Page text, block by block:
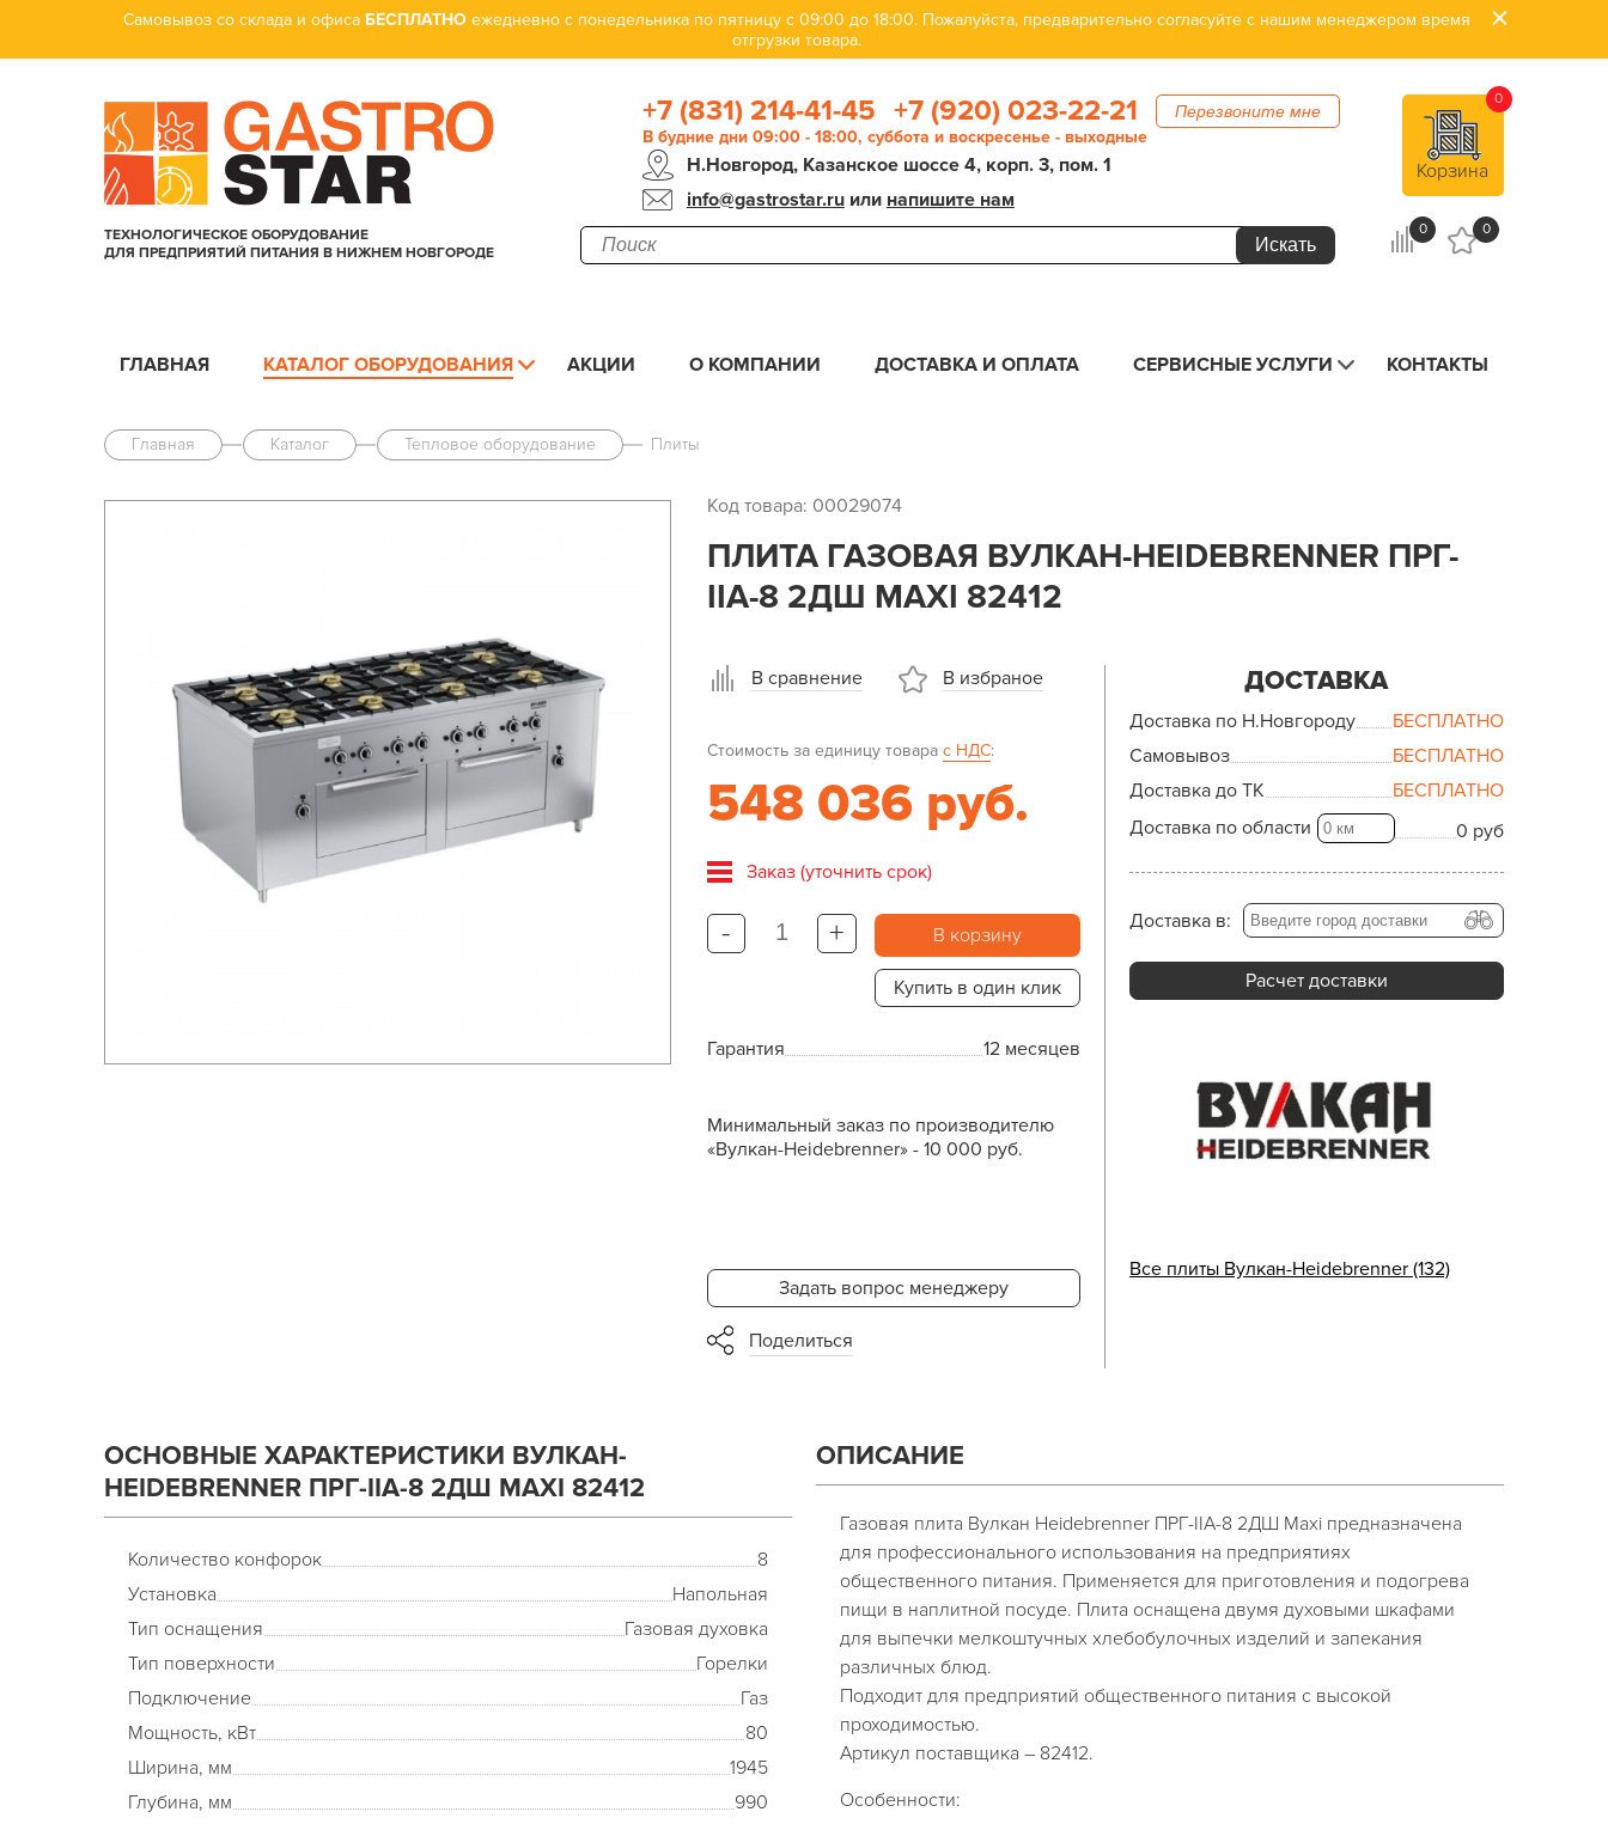
Самовывоз со склада и офиса БЕСПЛАТНО ежедневно с понедельника по пятницу с 09:00 до 18:00. Пожалуйста, предварительно согласуйте с нашим менеджером время
отгрузки товара.
ТЕХНОЛОГИЧЕСКОЕ ОБОРУДОВАНИЕ
ДЛЯ ПРЕДПРИЯТИЙ ПИТАНИЯ В НИЖНЕМ НОВГОРОДЕ
+7 (831) 214-41-45 +7 (920) 023-22-21 Перезвоните мне
В будние дни 09:00 - 18:00, суббота и воскресенье - выходные
Н.Новгород, Казанское шоссе 4, корп. 3, пом. 1
info@gastrostar.ruили напишите нам
Корзина
0
0 0
ГЛАВНАЯ КАТАЛОГ ОБОРУДОВАНИЯ АКЦИИ О КОМПАНИИ ДОСТАВКА И ОПЛАТА СЕРВИСНЫЕ УСЛУГИ КОНТАКТЫ
Главная Каталог Тепловое оборудование Плиты
Код товара: 00029074
ПЛИТА ГАЗОВАЯ ВУЛКАН-HEIDEBRENNER ПРГ-
IIA-8 2ДШ MAXI 82412
В сравнение В избраное
Стоимость за единицу товара с НДС:
548 036 руб.
Заказ (уточнить срок)
- + В корзину
Купить в один клик
Гарантия 12 месяцев
Минимальный заказ по производителю
«Вулкан-Heidebrenner» - 10 000 руб.
Задать вопрос менеджеру
Поделиться
ДОСТАВКА
Доставка по Н.Новгороду
БЕСПЛАТНО
Самовывоз
БЕСПЛАТНО
Доставка до ТК
БЕСПЛАТНО
Доставка по области
0 руб
Доставка в:
Расчет доставки
Все плиты Вулкан-Heidebrenner (132)
ОСНОВНЫЕ ХАРАКТЕРИСТИКИ ВУЛКАН-
HEIDEBRENNER ПРГ-IIA-8 2ДШ MAXI 82412
Количество конфорок
8
Установка
Напольная
Тип оснащения
Газовая духовка
Тип поверхности
Горелки
Подключение
Газ
Мощность, кВт
80
Ширина, мм
1945
Глубина, мм
990
ОПИСАНИЕ
Газовая плита Вулкан Heidebrenner ПРГ-IIA-8 2ДШ Maxi предназначена
для профессионального использования на предприятиях
общественного питания. Применяется для приготовления и подогрева
пищи в наплитной посуде. Плита оснащена двумя духовыми шкафами
для выпечки мелкоштучных хлебобулочных изделий и запекания
различных блюд.
Подходит для предприятий общественного питания с высокой
проходимостью.
Артикул поставщика – 82412.
Особенности: